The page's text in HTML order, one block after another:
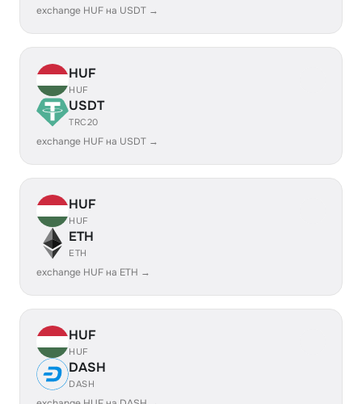
exchange HUF на USDT →
HUF
HUF
USDT
TRC20
exchange HUF на USDT →
HUF
HUF
ETH
ETH
exchange HUF на ETH →
HUF
HUF
DASH
DASH